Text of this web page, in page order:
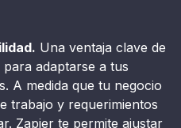
Una ventaja clave de
adaptarse a tus
A medida que tu negocio
trabajo y requerimientos
Zapier te permite ajustar